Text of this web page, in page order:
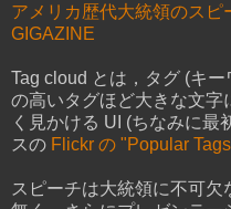
アメリカ歴代大統領のスピ
GIGAZINE
Tag cloud とは，タグ (キ
の高いタグほど大きな文字
く見かける UI (ちなみに最
スの Flickr の "Popular
スピーチは大統領に不可